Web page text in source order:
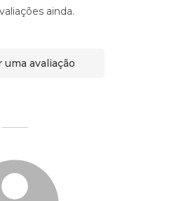
ainda.
uma avaliação